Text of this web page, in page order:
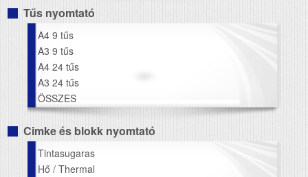
Tűs nyomtató
A4 9 tűs
A3 9 tűs
A4 24 tűs
A3 24 tűs
ÖSSZES
Cimke és blokk nyomtató
Tintasugaras
Hő / Thermal